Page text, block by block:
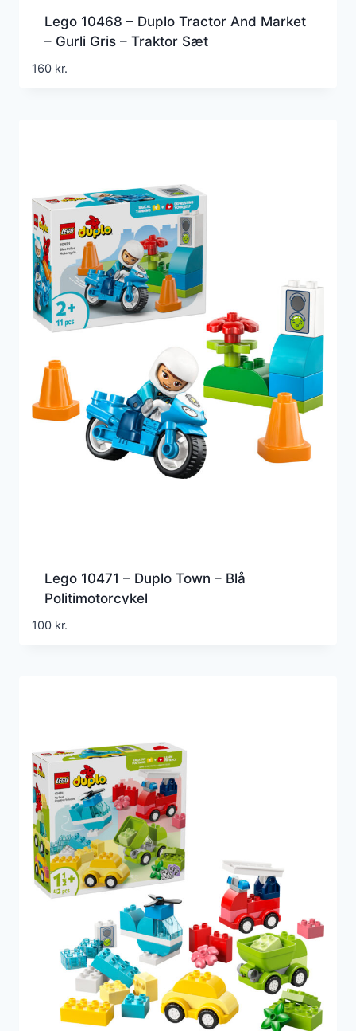
Lego 10468 – Duplo Tractor And Market
– Gurli Gris – Traktor Sæt
160 kr.
Lego 10471 – Duplo Town – Blå
Politimotorcykel
100 kr.